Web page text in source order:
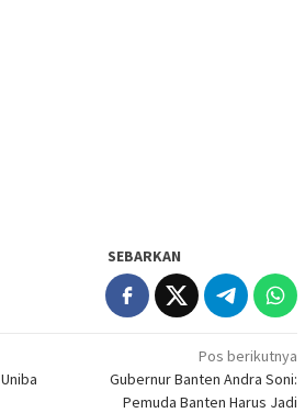
SEBARKAN
Pos berikutnya
Gubernur Banten Andra Soni:
Pemuda Banten Harus Jadi